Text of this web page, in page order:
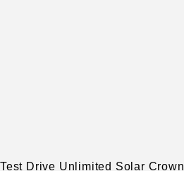
Test Drive Unlimited Solar Crown